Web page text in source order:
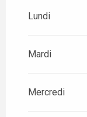
Lundi
Mardi
Mercredi